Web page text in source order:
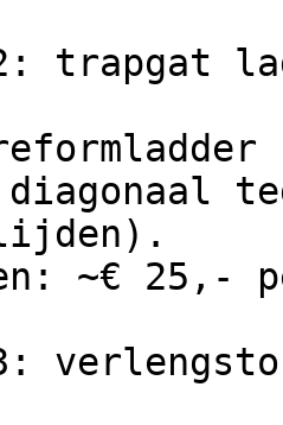
trapgat
~€ 25,-